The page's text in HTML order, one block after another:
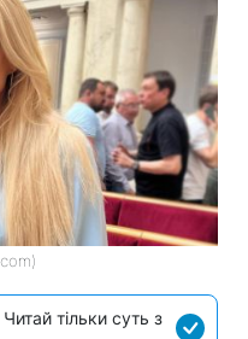
тільки суть з